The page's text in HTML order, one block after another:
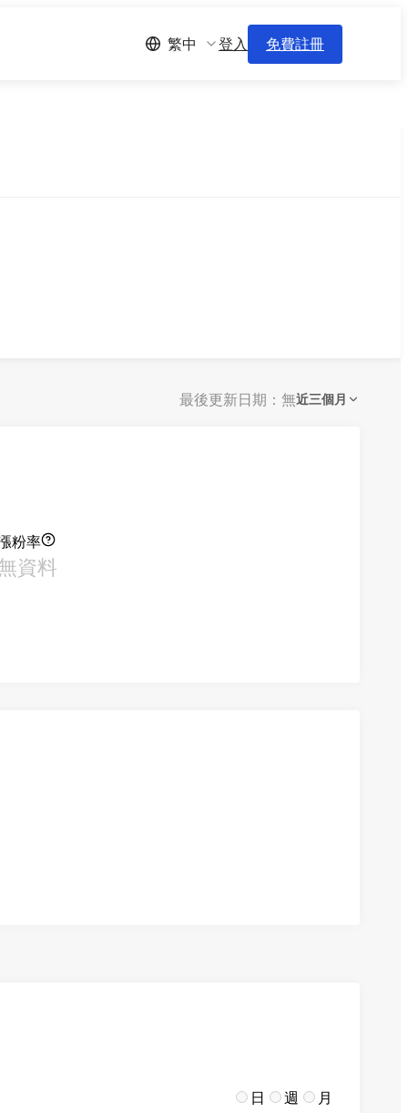
繁中 登入 免費註冊
最後更新日期：無近三個月
粉率
資料
日 週 月